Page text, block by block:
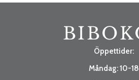
Öppettider:
Måndag: 10-18